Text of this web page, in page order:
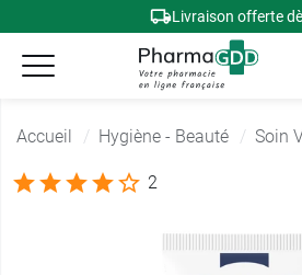
Livraison offerte
Accueil Hygiène - Beauté Soin
2